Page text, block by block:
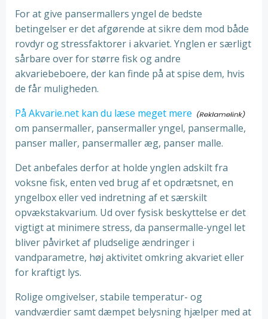
For at give pansermallers yngel de bedste
betingelser er det afgørende at sikre dem mod både
rovdyr og stressfaktorer i akvariet. Ynglen er særligt
sårbare over for større fisk og andre
akvariebeboere, der kan finde på at spise dem, hvis
de får muligheden.
På Akvarie.net kan du læse meget mere
om pansermaller, pansermaller yngel, pansermalle,
panser maller, pansermaller æg, panser malle.
Det anbefales derfor at holde ynglen adskilt fra
voksne fisk, enten ved brug af et opdrætsnet, en
yngelbox eller ved indretning af et særskilt
opvækstakvarium. Ud over fysisk beskyttelse er det
vigtigt at minimere stress, da pansermalle-yngel let
bliver påvirket af pludselige ændringer i
vandparametre, høj aktivitet omkring akvariet eller
for kraftigt lys.
Rolige omgivelser, stabile temperatur- og
vandværdier samt dæmpet belysning hjælper med at